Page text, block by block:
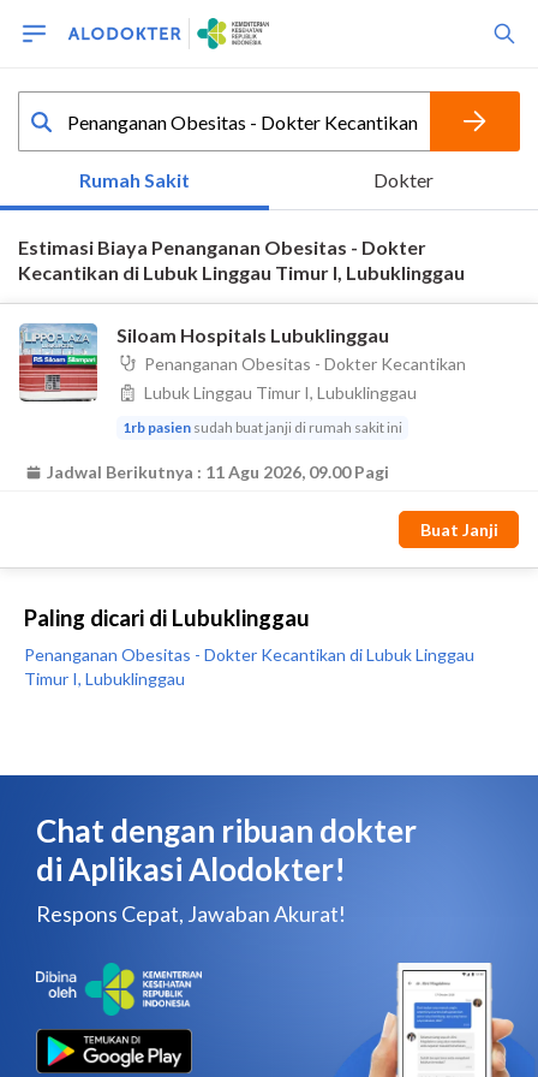
Paling dicari di Lubuklinggau
Penanganan Obesitas - Dokter Kecantikan di Lubuk Linggau
Timur I, Lubuklinggau